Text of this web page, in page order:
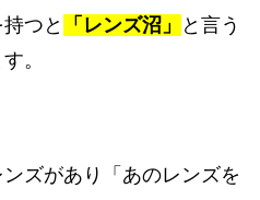
つと 「レンズ沼」
と言う
。
ズがあり「あのレンズを